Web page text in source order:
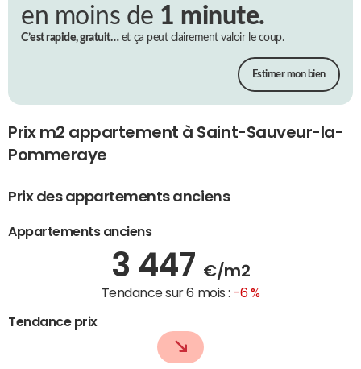
en moins de 1 minute.
C’est rapide, gratuit…et ça peut clairement valoir le coup.
Estimer mon bien
Prix m2 appartement à Saint-Sauveur-la-
Pommeraye
Prix des appartements anciens
Appartements anciens
3 447 €/m2
Tendance sur 6 mois : -6 %
Tendance prix